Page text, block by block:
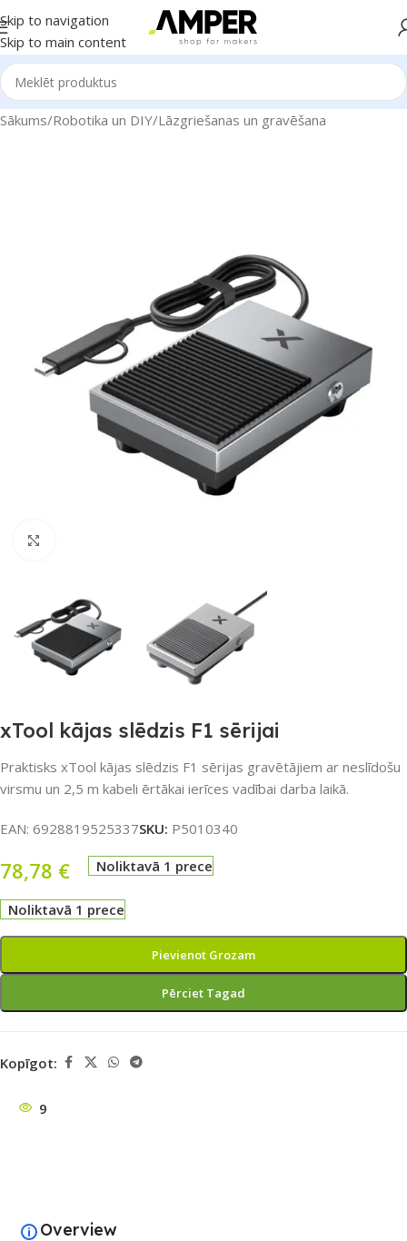
Skip to navigation
Skip to main content
Sākums/Robotika un DIY/Lāzgriešanas un gravēšana
xTool kājas slēdzis F1 sērijai
Praktisks xTool kājas slēdzis F1 sērijas gravētājiem ar neslīdošu
virsmu un 2,5 m kabeli ērtākai ierīces vadībai darba laikā.
EAN: 6928819525337SKU: P5010340
78,78 € Noliktavā 1 prece
Noliktavā 1 prece
Pievienot Grozam
Pērciet Tagad
Kopīgot:
9
Overview